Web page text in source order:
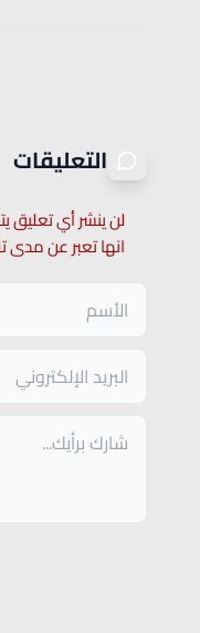
التعليقات
لن ينشر أي تعليق
انها تعبر عن مدى